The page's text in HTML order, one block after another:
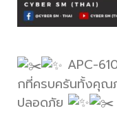
APC-
กที่ครบครันทั้งคุณ
ปลอดภัย